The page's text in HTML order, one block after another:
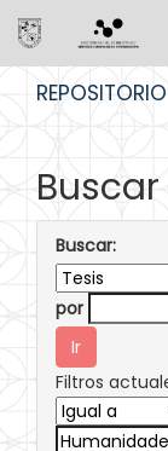
Buscar
Buscar:
por
Filtros